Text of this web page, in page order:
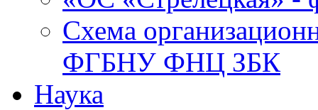
Схема
ФГБНУ ФНЦ ЗБК
Наука